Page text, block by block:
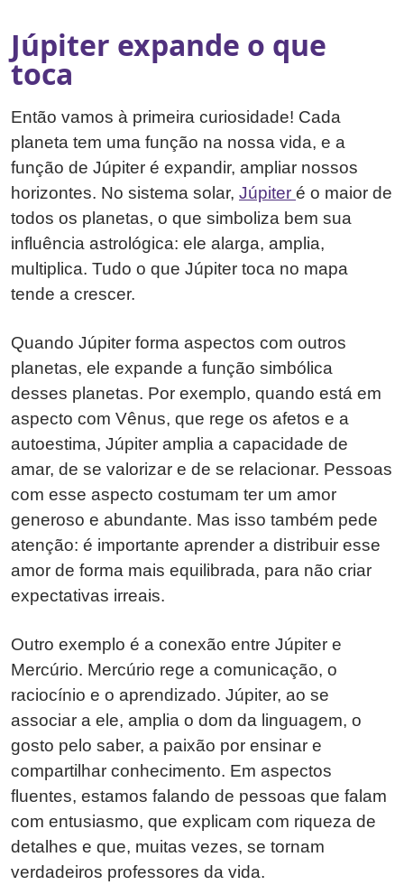
Júpiter expande o que
toca
Então vamos à primeira curiosidade! Cada
planeta tem uma função na nossa vida, e a
função de Júpiter é expandir, ampliar nossos
horizontes. No sistema solar, Júpiter é o maior de
todos os planetas, o que simboliza bem sua
influência astrológica: ele alarga, amplia,
multiplica. Tudo o que Júpiter toca no mapa
tende a crescer.
Quando Júpiter forma aspectos com outros
planetas, ele expande a função simbólica
desses planetas. Por exemplo, quando está em
aspecto com Vênus, que rege os afetos e a
autoestima, Júpiter amplia a capacidade de
amar, de se valorizar e de se relacionar. Pessoas
com esse aspecto costumam ter um amor
generoso e abundante. Mas isso também pede
atenção: é importante aprender a distribuir esse
amor de forma mais equilibrada, para não criar
expectativas irreais.
Outro exemplo é a conexão entre Júpiter e
Mercúrio. Mercúrio rege a comunicação, o
raciocínio e o aprendizado. Júpiter, ao se
associar a ele, amplia o dom da linguagem, o
gosto pelo saber, a paixão por ensinar e
compartilhar conhecimento. Em aspectos
fluentes, estamos falando de pessoas que falam
com entusiasmo, que explicam com riqueza de
detalhes e que, muitas vezes, se tornam
verdadeiros professores da vida.